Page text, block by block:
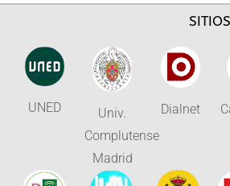
UNED
Univ.
Complutense
Madrid
Dialnet